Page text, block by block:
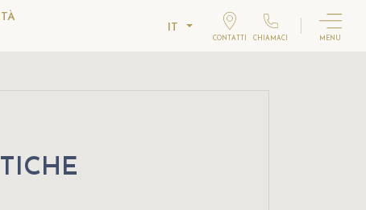
IT
CONTATTI CHIAMACI MENU